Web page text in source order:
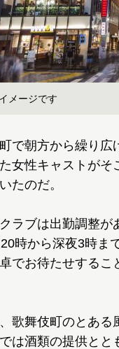
メージです
で朝方から繰り広
女性キャストが
たのだ。
クラブは出勤調整
時から深夜3時ま
でお待たせする
歌舞伎町のとある
は酒類の提供と